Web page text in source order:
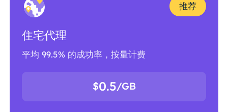
推荐
住宅代理
平均 99.5% 的成功率，按量计费
$0.5/GB